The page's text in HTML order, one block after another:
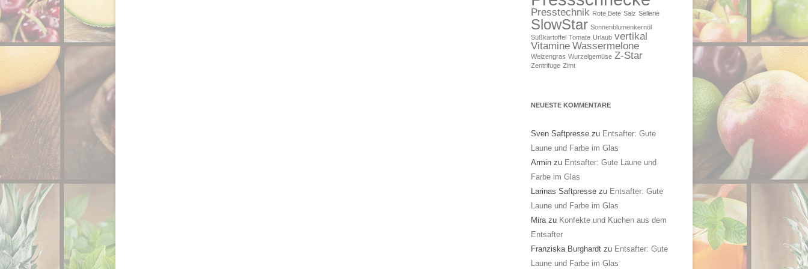
Presstechnik Rote Bete Salz Sellerie
SlowStar Sonnenblumenkernöl
Süßkartoffel Tomate Urlaub vertikal
Vitamine Wassermelone
Weizengras Wurzelgemüse Z-Star
Zentrifuge Zimt
NEUESTE KOMMENTARE
Sven Saftpressezu Entsafter: Gute
Laune und Farbe im Glas
Arminzu Entsafter: Gute Laune und
Farbe im Glas
Larinas Saftpressezu Entsafter: Gute
Laune und Farbe im Glas
Mirazu Konfekte und Kuchen aus dem
Entsafter
Franziska Burghardtzu Entsafter: Gute
Laune und Farbe im Glas